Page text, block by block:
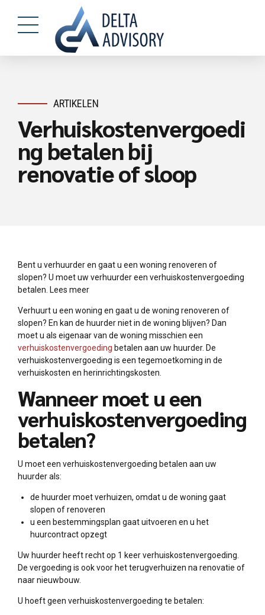
ARTIKELEN
Verhuiskostenvergoedi
ng betalen bij
renovatie of sloop
Bent u verhuurder en gaat u een woning renoveren of
slopen? U moet uw verhuurder een verhuiskostenvergoeding
betalen. Lees meer
Verhuurt u een woning en gaat u de woning renoveren of
slopen? En kan de huurder niet in de woning blijven? Dan
moet u als eigenaar van de woning misschien een
verhuiskostenvergoeding betalen aan uw huurder. De
verhuiskostenvergoeding is een tegemoetkoming in de
verhuiskosten en herinrichtingskosten.
Wanneer moet u een
verhuiskostenvergoeding
betalen?
U moet een verhuiskostenvergoeding betalen aan uw
huurder als:
de huurder moet verhuizen, omdat u de woning gaat
slopen of renoveren
u een bestemmingsplan gaat uitvoeren en u het
huurcontract opzegt
Uw huurder heeft recht op 1 keer verhuiskostenvergoeding.
De vergoeding is ook voor het terugverhuizen na renovatie of
naar nieuwbouw.
U hoeft geen verhuiskostenvergoeding te betalen: